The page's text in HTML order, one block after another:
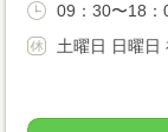
09：30〜18：
土曜日 日曜日